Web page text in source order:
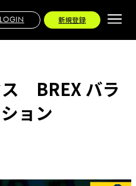
LOGIN 新規登録
BREX バラ
ョン